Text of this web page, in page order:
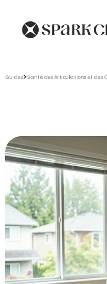
Guides>Santé des Articulations et des